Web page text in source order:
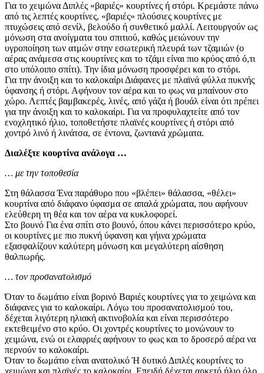
Για το χειμώνα Διπλές «βαριές» κουρτίνες ή στόρι. Κρεμάστε πάνω
από τις λεπτές κουρτίνες, «βαριές» πλούσιες κουρτίνες με
πτυχώσεις από σενίλ, βελούδο ή συνθετικό μαλλί. Λειτουργούν ως
μόνωση στα ανοίγματα του σπιτιού, καθώς μειώνουν την
υγροποίηση των ατμών στην εσωτερική πλευρά των τζαμιών (ο
αέρας ανάμεσα στις κουρτίνες και το τζάμι είναι πιο κρύος από ό,τι
στο υπόλοιπο σπίτι). Την ίδια μόνωση προσφέρει και το στόρι.
Για την άνοιξη και το καλοκαίρι Διάφανες με πλαϊνά φύλλα πυκνής
ύφανσης ή στόρι. Αφήνουν τον αέρα και το φως να μπαίνουν στο
χώρο. Λεπτές βαμβακερές, λινές, από γάζα ή βουάλ είναι ότι πρέπει
για την άνοιξη και το καλοκαίρι. Για να προφυλαχτείτε από τον
ενοχλητικό ήλιο, τοποθετήστε πλαϊνές κουρτίνες ή στόρι από
χοντρό λινό ή λινάτσα, σε έντονα, ζωντανά χρώματα.
Διαλέξτε κουρτίνα ανάλογα …
… με την τοποθεσία
Στη θάλασσα Ένα παράθυρο που «βλέπει» θάλασσα, «θέλει»
κουρτίνα από διάφανο ύφασμα σε απαλά χρώματα, που αφήνουν
ελεύθερη τη θέα και τον αέρα να κυκλοφορεί.
Στο βουνό Για ένα σπίτι στο βουνό, όπου κάνει περισσότερο κρύο,
οι κουρτίνες με πιο πυκνή ύφανση και γήινα χρώματα
εξασφαλίζουν καλύτερη μόνωση και μεγαλύτερη αίσθηση
θαλπωρής.
… τον προσανατολισμό
Όταν το δωμάτιο είναι βορινό Βαριές κουρτίνες για το χειμώνα και
διάφανες για το καλοκαίρι. Λόγω του προσανατολισμού του,
δέχεται λιγότερη ηλιακή ακτινοβολία και είναι περισσότερο
εκτεθειμένο στο κρύο. Οι χοντρές κουρτίνες το μονώνουν το
χειμώνα, ενώ οι ελαφριές αφήνουν το φως και το δροσερό αέρα να
περνούν το καλοκαίρι.
Όταν το δωμάτιο είναι ανατολικό Ή δυτικό Διπλές κουρτίνες το
χειμώνα και πλαϊνές το καλοκαίρι. Επειδή δέχεται αρκετό ήλιο όλο